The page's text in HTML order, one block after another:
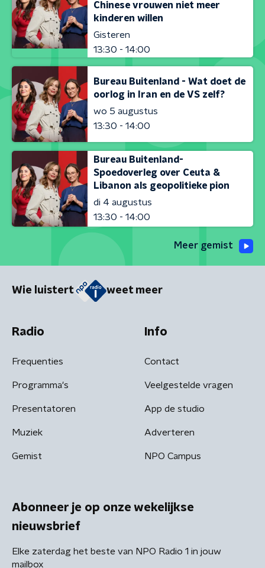
Chinese vrouwen niet meer
kinderen willen
Gisteren
13:30 - 14:00
Bureau Buitenland - Wat doet de
oorlog in Iran en de VS zelf?
wo 5 augustus
13:30 - 14:00
Bureau Buitenland-
Spoedoverleg over Ceuta &
Libanon als geopolitieke pion
di 4 augustus
13:30 - 14:00
Meer gemist
Wie luistert weet meer
Radio
Frequenties
Programma's
Presentatoren
Muziek
Gemist
Info
Contact
Veelgestelde vragen
App de studio
Adverteren
NPO Campus
Abonneer je op onze wekelijkse
nieuwsbrief
Elke zaterdag het beste van NPO Radio 1 in jouw
mailbox